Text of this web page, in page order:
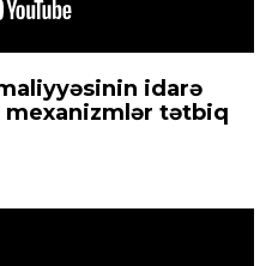
idarə
mexanizmlər tətbiq